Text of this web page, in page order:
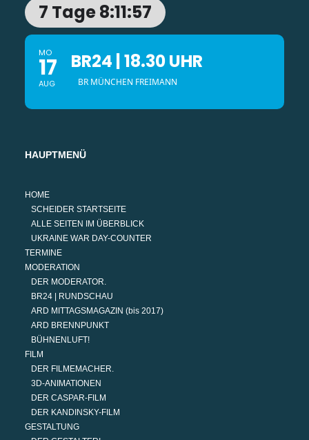
7 Tage 8:11:56
MO
17
AUG
BR24 | 18.30 UHR
BR MÜNCHEN FREIMANN
HAUPTMENÜ
HOME
SCHEIDER STARTSEITE
ALLE SEITEN IM ÜBERBLICK
UKRAINE WAR DAY-COUNTER
TERMINE
MODERATION
DER MODERATOR.
BR24 | RUNDSCHAU
ARD MITTAGSMAGAZIN (bis 2017)
ARD BRENNPUNKT
BÜHNENLUFT!
FILM
DER FILMEMACHER.
3D-ANIMATIONEN
DER CASPAR-FILM
DER KANDINSKY-FILM
GESTALTUNG